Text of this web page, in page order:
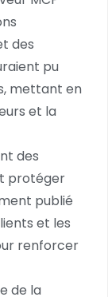
des
pu
mettant en
et la
des
protéger
publié
et les
renforcer
de la